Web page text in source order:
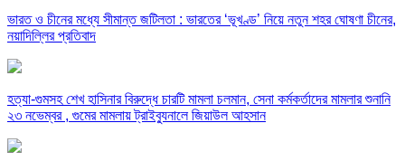
ভারত ও চীনের মধ্যে সীমান্ত জটিলতা : ভারতের ‘ভূখণ্ড’ নিয়ে নতুন শহর ঘোষণা চীনের,
নয়াদিল্লির প্রতিবাদ
হত্যা-গুমসহ শেখ হাসিনার বিরুদ্ধে চারটি মামলা চলমান, সেনা কর্মকর্তাদের মামলার শুনানি
২৩ নভেম্বর , গুমের মামলায় ট্রাইব্যুনালে জিয়াউল আহসান